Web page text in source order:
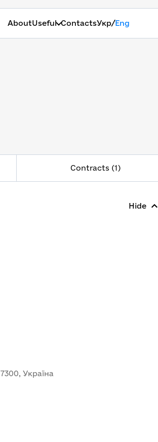
AboutUseful ContactsУкр/Eng
Contracts (1)
Hide
Україна